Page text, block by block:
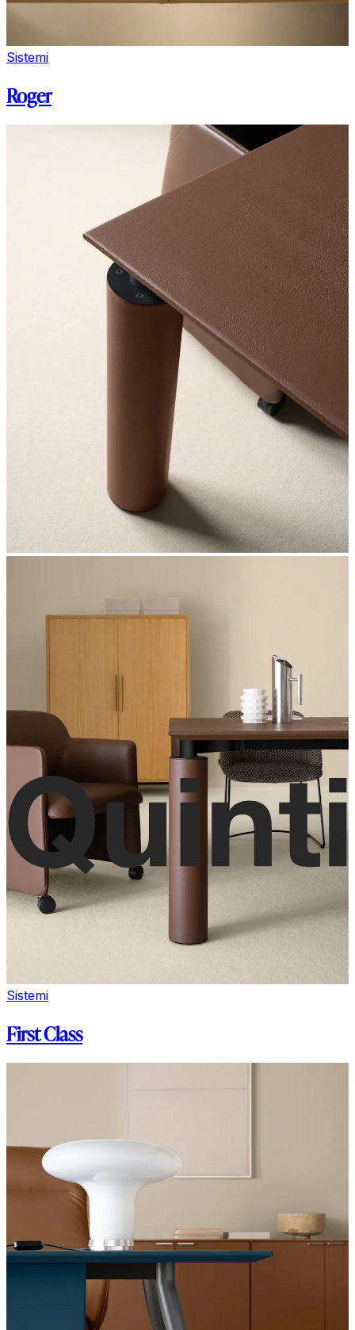
Sistemi
Roger
Sistemi
First Class